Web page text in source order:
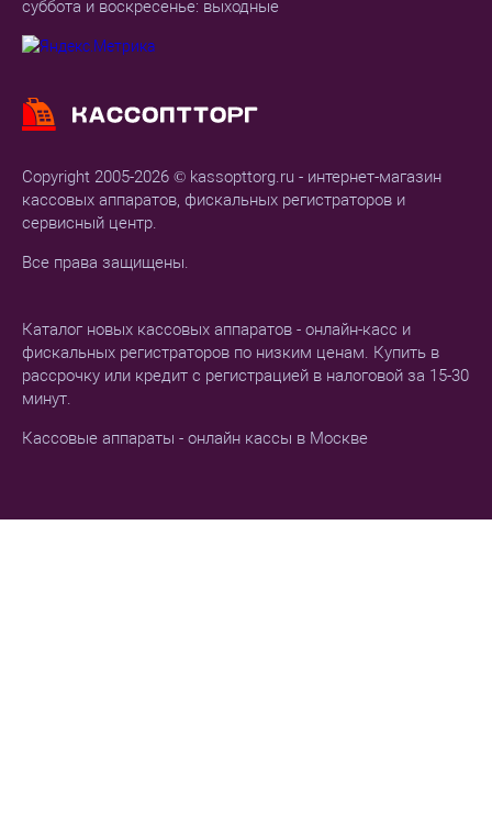
Copyright 2005-2026 © kassopttorg.ru - интернет-магазин
кассовых аппаратов, фискальных регистраторов и
сервисный центр.
Все права защищены.
Каталог новых кассовых аппаратов - онлайн-касс и
фискальных регистраторов по низким ценам. Купить в
рассрочку или кредит с регистрацией в налоговой за 15-30
минут.
Кассовые аппараты - онлайн кассы в Москве
суббота и воскресенье: выходные